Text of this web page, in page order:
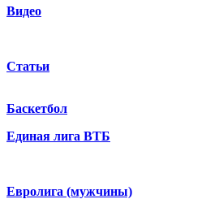
Видео
Статьи
Баскетбол
Единая лига ВТБ
Евролига (мужчины)